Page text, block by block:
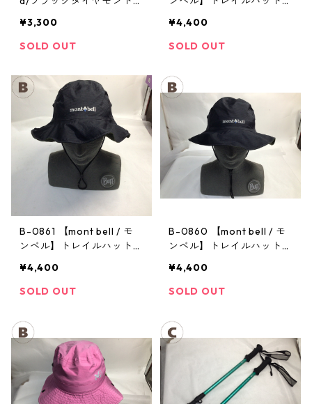
¥3,300
SOLD OUT
ハット Men's ブラック Lサ
イズ
¥4,400
SOLD OUT
B-0861 【mont bell / モ
ンベル】トレイルハット：
ハット Men's ブラック Lサ
イズ
¥4,400
SOLD OUT
B-0860 【mont bell / モ
ンベル】トレイルハット：
ハット Men's ブラック Lサ
イズ
¥4,400
SOLD OUT